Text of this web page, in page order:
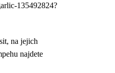
135492824?
na jejich
najdete